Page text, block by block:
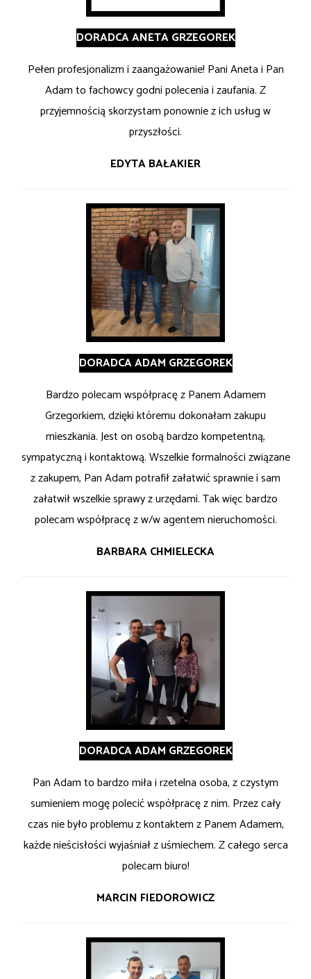
DORADCA ANETA GRZEGOREK
Pełen profesjonalizm i zaangażowanie! Pani Aneta i Pan
Adam to fachowcy godni polecenia i zaufania. Z
przyjemnością skorzystam ponownie z ich usług w
przyszłości.
EDYTA BAŁAKIER
DORADCA ADAM GRZEGOREK
Bardzo polecam współpracę z Panem Adamem
Grzegorkiem, dzięki któremu dokonałam zakupu
mieszkania. Jest on osobą bardzo kompetentną,
sympatyczną i kontaktową. Wszelkie formalności związane
z zakupem, Pan Adam potrafił załatwić sprawnie i sam
załatwił wszelkie sprawy z urzędami. Tak więc bardzo
polecam współpracę z w/w agentem nieruchomości.
BARBARA CHMIELECKA
DORADCA ADAM GRZEGOREK
Pan Adam to bardzo miła i rzetelna osoba, z czystym
sumieniem mogę polecić współpracę z nim. Przez cały
czas nie było problemu z kontaktem z Panem Adamem,
każde nieścisłości wyjaśniał z uśmiechem. Z całego serca
polecam biuro!
MARCIN FIEDOROWICZ